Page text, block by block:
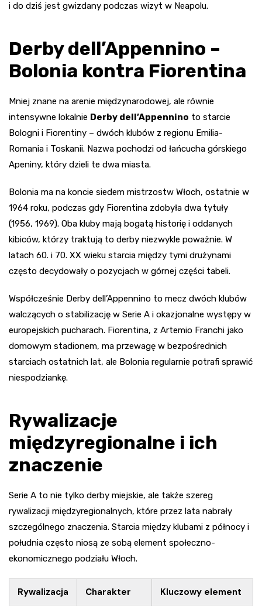
i do dziś jest gwizdany podczas wizyt w Neapolu.
Derby dell’Appennino –
Bolonia kontra Fiorentina
Mniej znane na arenie międzynarodowej, ale równie
intensywne lokalnie Derby dell’Appennino to starcie
Bologni i Fiorentiny – dwóch klubów z regionu Emilia-
Romania i Toskanii. Nazwa pochodzi od łańcucha górskiego
Apeniny, który dzieli te dwa miasta.
Bolonia ma na koncie siedem mistrzostw Włoch, ostatnie w
1964 roku, podczas gdy Fiorentina zdobyła dwa tytuły
(1956, 1969). Oba kluby mają bogatą historię i oddanych
kibiców, którzy traktują to derby niezwykle poważnie. W
latach 60. i 70. XX wieku starcia między tymi drużynami
często decydowały o pozycjach w górnej części tabeli.
Współcześnie Derby dell’Appennino to mecz dwóch klubów
walczących o stabilizację w Serie A i okazjonalne występy w
europejskich pucharach. Fiorentina, z Artemio Franchi jako
domowym stadionem, ma przewagę w bezpośrednich
starciach ostatnich lat, ale Bolonia regularnie potrafi sprawić
niespodziankę.
Rywalizacje
międzyregionalne i ich
znaczenie
Serie A to nie tylko derby miejskie, ale także szereg
rywalizacji międzyregionalnych, które przez lata nabrały
szczególnego znaczenia. Starcia między klubami z północy i
południa często niosą ze sobą element społeczno-
ekonomicznego podziału Włoch.
Rywalizacja Charakter Kluczowy element